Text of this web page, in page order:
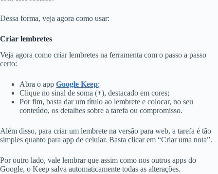
Dessa forma, veja agora como usar:
Criar lembretes
Veja agora como criar lembretes na ferramenta com o passo a passo
certo:
Abra o app Google Keep;
Clique no sinal de soma (+), destacado em cores;
Por fim, basta dar um título ao lembrete e colocar, no seu
conteúdo, os detalhes sobre a tarefa ou compromisso.
Além disso, para criar um lembrete na versão para web, a tarefa é tão
simples quanto para app de celular. Basta clicar em “Criar uma nota”.
Por outro lado, vale lembrar que assim como nos outros apps do
Google, o Keep salva automaticamente todas as alterações.